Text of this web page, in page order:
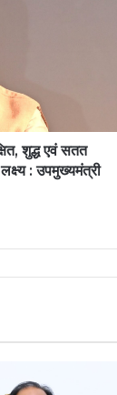
शुद्ध एवं सतत
: उपमुख्यमंत्री